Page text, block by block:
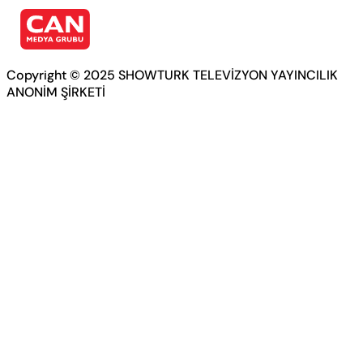
Copyright © 2025 SHOWTURK TELEVİZYON YAYINCILIK
ANONİM ŞİRKETİ